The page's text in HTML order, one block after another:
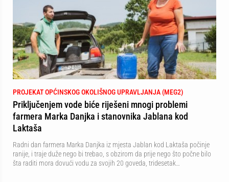
PROJEKAT OPĆINSKOG OKOLIŠNOG UPRAVLJANJA (MEG2)
Priključenjem vode biće riješeni mnogi problemi
farmera Marka Danjka i stanovnika Jablana kod
Laktaša
Radni dan farmera Marka Danjka iz mjesta Jablan kod Laktaša počinje
ranije, i traje duže nego bi trebao, s obzirom da prije nego što počne bilo
šta raditi mora dovući vodu za svojih 20 goveda, tridesetak…